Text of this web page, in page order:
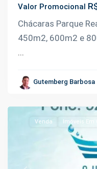
Valor Promocional
Chácaras Parque
450m2, 600m2 e
...
Gutemberg Barbosa
9
Urbano,
Venda Imóveis Em